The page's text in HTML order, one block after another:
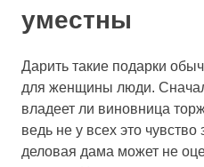
уместны
Дарить такие подарки
для женщины люди.
владеет ли виновница
ведь не у всех это
деловая дама может не